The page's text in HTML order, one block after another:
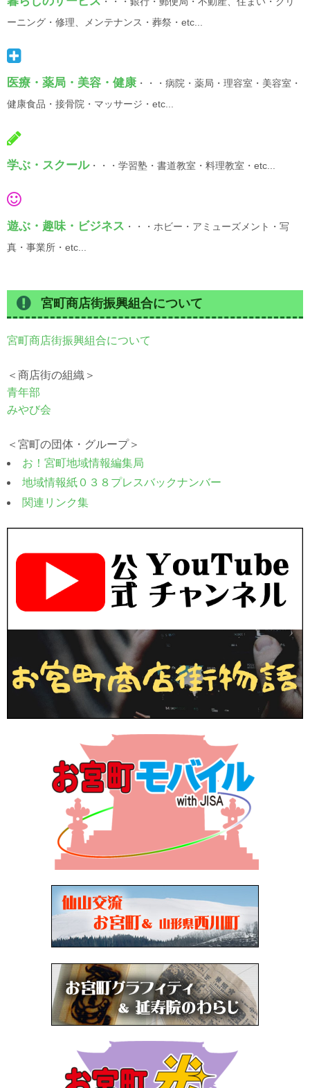
ーニング・修理、メンテナンス・葬祭・etc...
医療・薬局・美容・健康 ・・・病院・薬局・理容室・美容室・
健康食品・接骨院・マッサージ・etc...
学ぶ・スクール・・・学習塾・書道教室・料理教室・etc...
遊ぶ・趣味・ビジネス ・・・ホビー・アミューズメント・写
真・事業所・etc...
宮町商店街振興組合について
宮町商店街振興組合について
＜商店街の組織＞
青年部
みやび会
＜宮町の団体・グループ＞
お！宮町地域情報編集局
地域情報紙０３８プレスバックナンバー
関連リンク集